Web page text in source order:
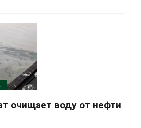
очищает воду от нефти